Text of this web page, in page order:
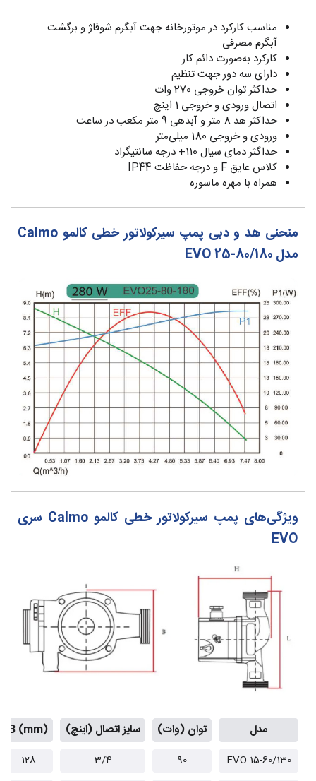
مناسب کارکرد در موتورخانه جهت آبگرم شوفاژ و برگشت
آبگرم مصرفی
کارکرد به‌صورت دائم کار
دارای سه دور جهت تنظیم
حداکثر توان خروجی 270 وات
اتصال ورودی و خروجی 1 اینچ
حداکثر هد 8 متر و آبدهی 9 متر مکعب در ساعت
ورودی و خروجی 180 میلی‌متر
حداگثر دمای سیال 110+ درجه سانتیگراد
کلاس عایق F و درجه حفاظت IP44
همراه با مهره ماسوره
منحنی هد و دبی پمپ سیرکولاتور خطی کالمو Calmo
مدل EVO 25-80/180
ویژگی‌های پمپ سیرکولاتور خطی کالمو Calmo سری
EVO
مدل توان (وات) سایز اتصال (اینچ) B (mm)
EVO 15-60/130
90
3/4
128